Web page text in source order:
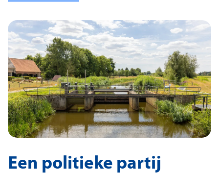
Een politieke partij